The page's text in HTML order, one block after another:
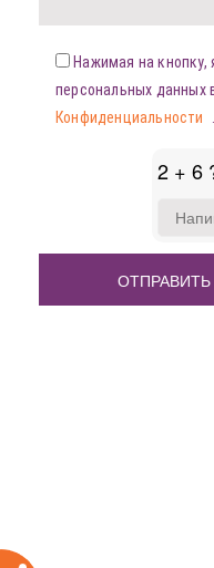
Нажимая на кнопку,
персональных данных
Конфиденциальности
2 + 6
FOR
+